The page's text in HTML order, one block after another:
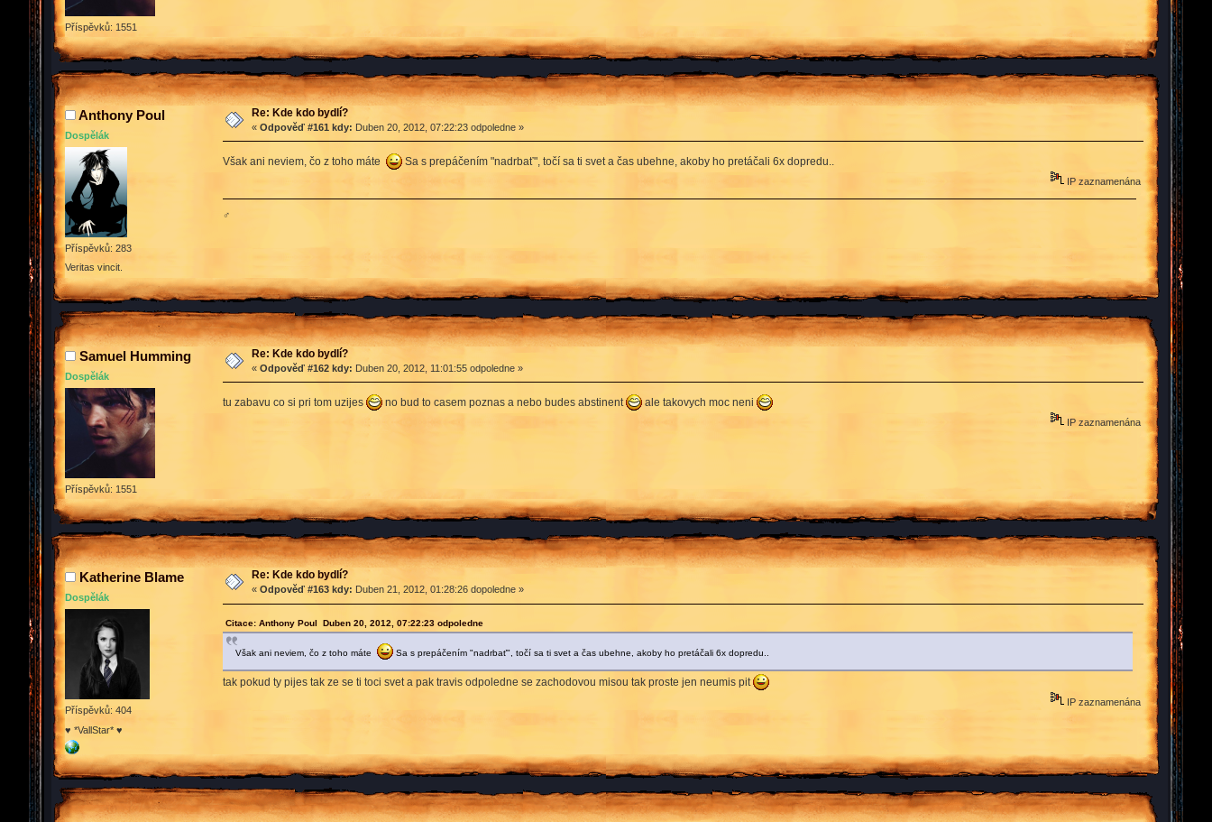
Příspěvků: 1551
Anthony Poul
Dospělák
Příspěvků: 283
Veritas vincit.
Re: Kde kdo bydlí?
« Odpověď #161 kdy: Duben 20, 2012, 07:22:23 odpoledne »
Však ani neviem, čo z toho máte Sa s prepáčením "nadrbať", točí sa ti svet a čas ubehne, akoby ho pretáčali 6x dopredu..
IP zaznamenána
♂
Samuel Humming
Dospělák
Příspěvků: 1551
Re: Kde kdo bydlí?
« Odpověď #162 kdy: Duben 20, 2012, 11:01:55 odpoledne »
tu zabavu co si pri tom uzijes no bud to casem poznas a nebo budes abstinent ale takovych moc neni
IP zaznamenána
Katherine Blame
Dospělák
Příspěvků: 404
♥ *VallStar* ♥
Re: Kde kdo bydlí?
« Odpověď #163 kdy: Duben 21, 2012, 01:28:26 dopoledne »
Citace: Anthony Poul Duben 20, 2012, 07:22:23 odpoledne
Však ani neviem, čo z toho máte Sa s prepáčením "nadrbať", točí sa ti svet a čas ubehne, akoby ho pretáčali 6x dopredu..
tak pokud ty pijes tak ze se ti toci svet a pak travis odpoledne se zachodovou misou tak proste jen neumis pit
IP zaznamenána